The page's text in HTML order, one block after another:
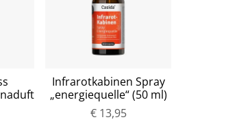
Infrarotkabinen Spray
„energiequelle“ (50 ml)
€ 13,95